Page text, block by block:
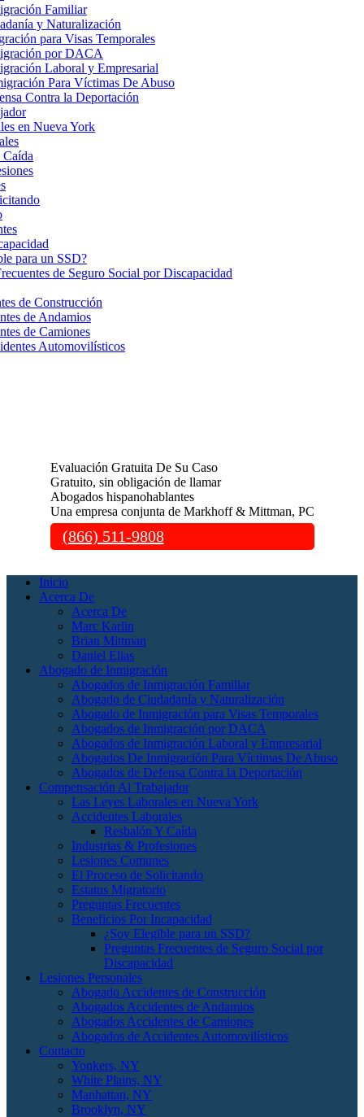
Familiar
y Naturalización
para Visas Temporales
por DACA
Laboral y Empresarial
Para Víctimas De Abuso
Contra la Deportación
en Nueva York
Caída
para un SSD?
de Seguro Social por Discapacidad
de Construcción
de Andamios
de Camiones
Automovilísticos
Evaluación Gratuita De Su Caso
Gratuito, sin obligación de llamar
Abogados hispanohablantes
Una empresa conjunta de Markhoff & Mittman, PC
(866) 511-9808
Inicio
Acerca De
Acerca De
Marc Karlin
Brian Mittman
Daniel Elias
Abogado de Inmigración
Abogados de Inmigración Familiar
Abogado de Ciudadanía y Naturalización
Abogado de Inmigración para Visas Temporales
Abogados de Inmigración por DACA
Abogados de Inmigración Laboral y Empresarial
Abogados De Inmigración Para Víctimas De Abuso
Abogados de Defensa Contra la Deportación
Compensación Al Trabajador
Las Leyes Laborales en Nueva York
Accidentes Laborales
Resbalón Y Caída
Industrias & Profesiones
Lesiones Comunes
El Proceso de Solicitando
Estatus Migratorio
Preguntas Frecuentes
Beneficios Por Incapacidad
¿Soy Elegible para un SSD?
Preguntas Frecuentes de Seguro Social por
Discapacidad
Lesiones Personales
Abogado Accidentes de Construcción
Abogados Accidentes de Andamios
Abogados Accidentes de Camiones
Abogados de Accidentes Automovilísticos
Contacto
Yonkers, NY
White Plains, NY
Manhattan, NY
Brooklyn, NY